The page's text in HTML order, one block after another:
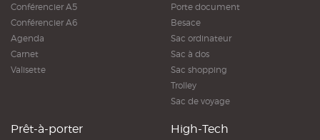
Conférencier A5
Conférencier A6
Agenda
Carnet
Valisette
Porte document
Besace
Sac ordinateur
Sac à dos
Sac shopping
Trolley
Sac de voyage
Prêt-à-porter High-Tech